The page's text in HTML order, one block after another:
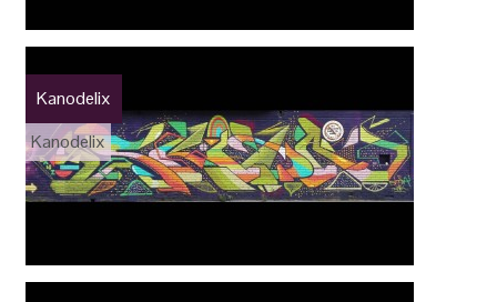
Kanodelix
Kanodelix